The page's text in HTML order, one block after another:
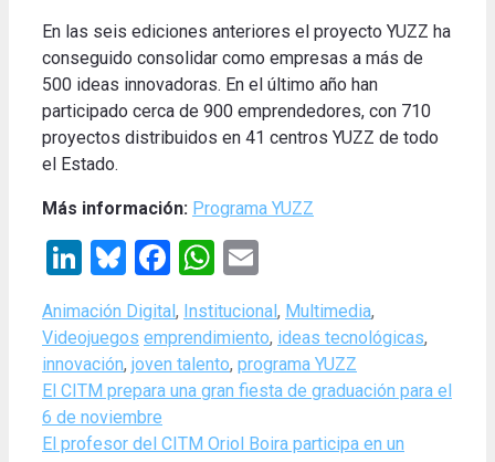
En las seis ediciones anteriores el proyecto YUZZ ha
conseguido consolidar como empresas a más de
500 ideas innovadoras. En el último año han
participado cerca de 900 emprendedores, con 710
proyectos distribuidos en 41 centros YUZZ de todo
el Estado.
Más información: Programa YUZZ
LinkedIn
Bluesky
Facebook
WhatsApp
Categories
Animación Digital , Institucional , Multimedia,
Videojuegos Tags
emprendimiento, ideas tecnológicas,
innovación, joven talento, programa YUZZ
El CITM prepara una gran fiesta de graduación para el
6 de noviembre
El profesor del CITM Oriol Boira participa en un